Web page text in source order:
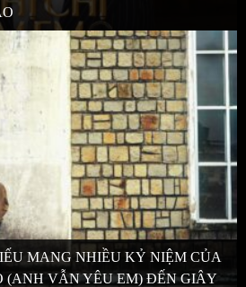
MANG NHIỀU KỶ NIỆM CỦA
(ANH VẪN YÊU EM) ĐẾN GIÂY